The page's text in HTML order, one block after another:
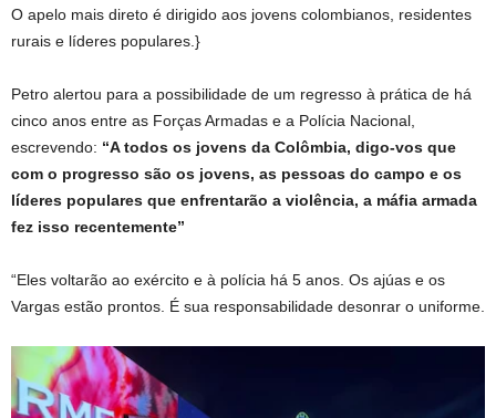
O apelo mais direto é dirigido aos jovens colombianos, residentes
rurais e líderes populares.}
Petro alertou para a possibilidade de um regresso à prática de há
cinco anos entre as Forças Armadas e a Polícia Nacional,
escrevendo: “A todos os jovens da Colômbia, digo-vos que
com o progresso são os jovens, as pessoas do campo e os
líderes populares que enfrentarão a violência, a máfia armada
fez isso recentemente”
“Eles voltarão ao exército e à polícia há 5 anos. Os ajúas e os
Vargas estão prontos. É sua responsabilidade desonrar o uniforme.